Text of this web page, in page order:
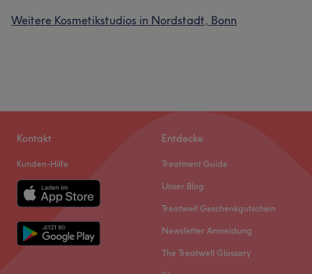
Weitere Kosmetikstudios in Nordstadt, Bonn
Kontakt
Kunden-Hilfe
Entdecke
Treatment Guide
Unser Blog
Treatwell Geschenkgutschein
Newsletter Anmeldung
The Treatwell Glossary